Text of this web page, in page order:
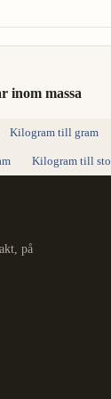
inom massa
Kilogram till gram
Kilogram till
på